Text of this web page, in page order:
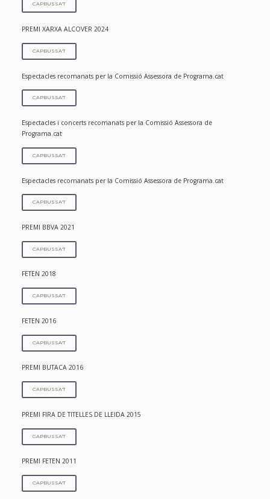
CAPBUSSA'T
PREMI XARXA ALCOVER 2024
CAPBUSSA'T
Espectacles recomanats per la Comissió Assessora de Programa.cat
CAPBUSSA'T
Espectacles i concerts recomanats per la Comissió Assessora de
Programa.cat
CAPBUSSA'T
Espectacles recomanats per la Comissió Assessora de Programa.cat
CAPBUSSA'T
PREMI BBVA 2021
CAPBUSSA'T
FETEN 2018
CAPBUSSA'T
FETEN 2016
CAPBUSSA'T
PREMI BUTACA 2016
CAPBUSSA'T
PREMI FIRA DE TITELLES DE LLEIDA 2015
CAPBUSSA'T
PREMI FETEN 2011
CAPBUSSA'T